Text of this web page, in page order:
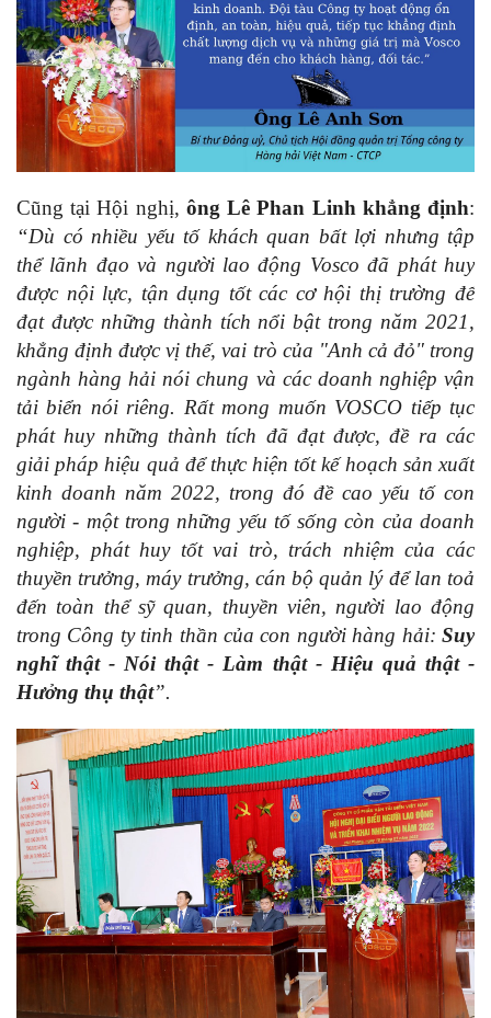
Cũng tại Hội nghị, ông Lê Phan Linh khẳng định:
“Dù có nhiều yếu tố khách quan bất lợi nhưng tập
thể lãnh đạo và người lao động Vosco đã phát huy
được nội lực, tận dụng tốt các cơ hội thị trường để
đạt được những thành tích nổi bật trong năm 2021,
khẳng định được vị thế, vai trò của "Anh cả đỏ" trong
ngành hàng hải nói chung và các doanh nghiệp vận
tải biển nói riêng. Rất mong muốn VOSCO tiếp tục
phát huy những thành tích đã đạt được, đề ra các
giải pháp hiệu quả để thực hiện tốt kế hoạch sản xuất
kinh doanh năm 2022, trong đó đề cao yếu tố con
người - một trong những yếu tố sống còn của doanh
nghiệp, phát huy tốt vai trò, trách nhiệm của các
thuyền trưởng, máy trưởng, cán bộ quản lý để lan toả
đến toàn thể sỹ quan, thuyền viên, người lao động
trong Công ty tinh thần của con người hàng hải: Suy
nghĩ thật - Nói thật - Làm thật - Hiệu quả thật -
Hưởng thụ thật”.